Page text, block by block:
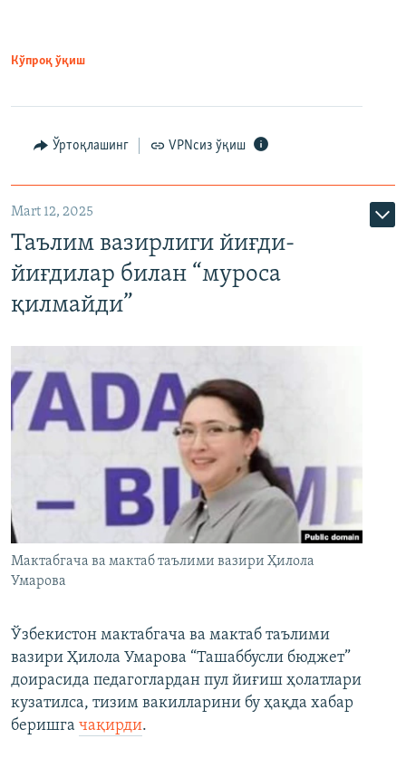
Кўпроқ ўқиш
Ўртоқлашинг VPNсиз ўқиш
Mart 12, 2025
Таълим вазирлиги йиғди-
йиғдилар билан “муроса
қилмайди”
Мактабгача ва мактаб таълими вазири Ҳилола
Умарова
Ўзбекистон мактабгача ва мактаб таълими
вазири Ҳилола Умарова “Ташаббусли бюджет”
доирасида педагоглардан пул йиғиш ҳолатлари
кузатилса, тизим вакилларини бу ҳақда хабар
беришга чақирди.